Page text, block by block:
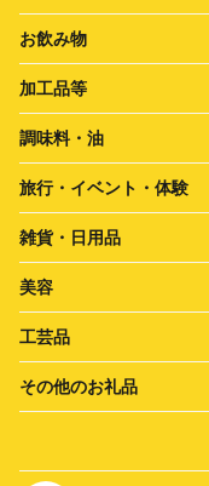
お飲み物
加工品等
調味料・油
旅行・イベント・体験
雑貨・日用品
美容
工芸品
その他のお礼品